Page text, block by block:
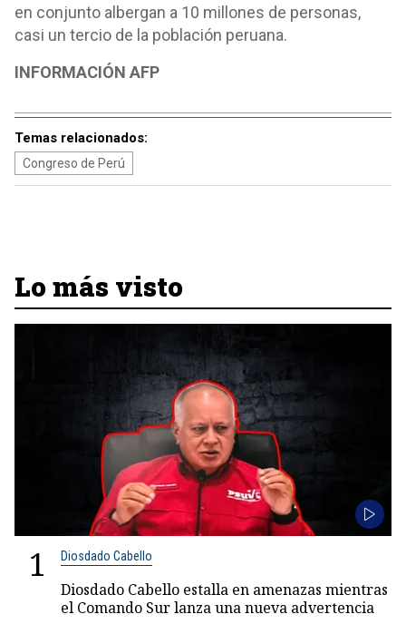
en conjunto albergan a 10 millones de personas,
casi un tercio de la población peruana.
INFORMACIÓN AFP
Temas relacionados:
Congreso de Perú
Lo más visto
1 Diosdado Cabello
Diosdado Cabello estalla en amenazas mientras
el Comando Sur lanza una nueva advertencia